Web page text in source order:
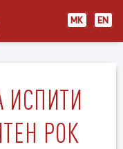
МК EN
ИСПИТИ
РОК